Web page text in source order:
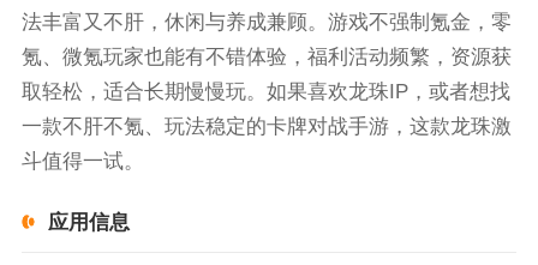
法丰富又不肝，休闲与养成兼顾。游戏不强制氪金，零
氪、微氪玩家也能有不错体验，福利活动频繁，资源获
取轻松，适合长期慢慢玩。如果喜欢龙珠IP，或者想找
一款不肝不氪、玩法稳定的卡牌对战手游，这款龙珠激
斗值得一试。
应用信息